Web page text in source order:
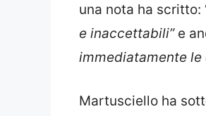
una nota ha scritto:
e inaccettabili” e
immediatamente le
Martusciello ha